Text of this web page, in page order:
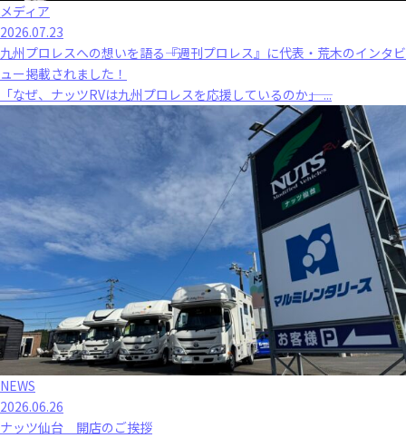
メディア
2026.07.23
九州プロレスへの想いを語る――『週刊プロレス』に代表・荒木のインタビ
ュー掲載されました！
「なぜ、ナッツRVは九州プロレスを応援しているのか――」 ...
NEWS
2026.06.26
ナッツ仙台 開店のご挨拶